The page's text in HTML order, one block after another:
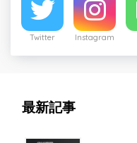
Twitter Instagram
最新記事